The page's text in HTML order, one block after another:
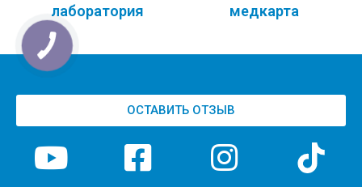
лаборатория
медкарта
ОСТАВИТЬ ОТЗЫВ